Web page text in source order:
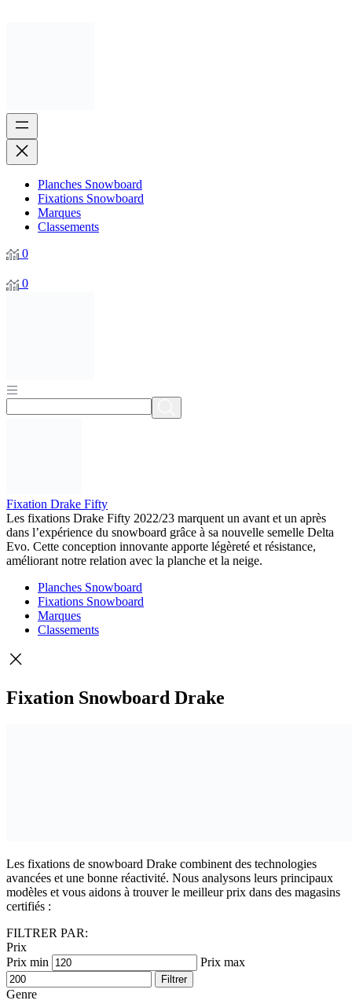
Planches Snowboard
Fixations Snowboard
Marques
Classements
0
0
Fixation Drake Fifty
Les fixations Drake Fifty 2022/23 marquent un avant et un après
dans l’expérience du snowboard grâce à sa nouvelle semelle Delta
Evo. Cette conception innovante apporte légèreté et résistance,
améliorant notre relation avec la planche et la neige.
Planches Snowboard
Fixations Snowboard
Marques
Classements
Fixation Snowboard Drake
Les fixations de snowboard Drake combinent des technologies
avancées et une bonne réactivité. Nous analysons leurs principaux
modèles et vous aidons à trouver le meilleur prix dans des magasins
certifiés :
FILTRER PAR:
Prix
Prix min
Prix max
Filtrer
Genre